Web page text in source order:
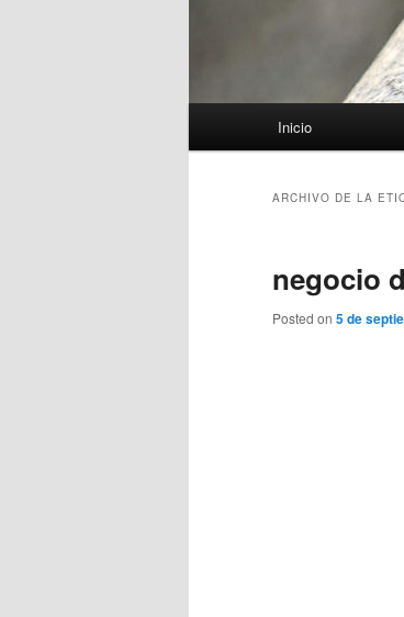
Inicio
ARCHIVO DE LA
negocio
Posted on 5 de